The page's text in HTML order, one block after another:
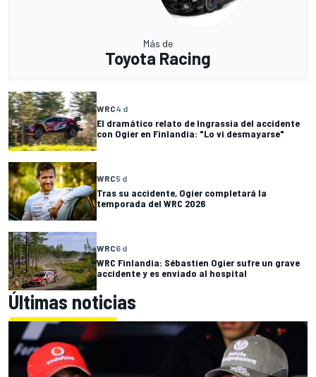
Más de
Toyota Racing
WRC4 d
El dramático relato de Ingrassia del accidente
con Ogier en Finlandia: "Lo vi desmayarse"
WRC5 d
Tras su accidente, Ogier completará la
temporada del WRC 2026
WRC6 d
WRC Finlandia: Sébastien Ogier sufre un grave
accidente y es enviado al hospital
Últimas noticias